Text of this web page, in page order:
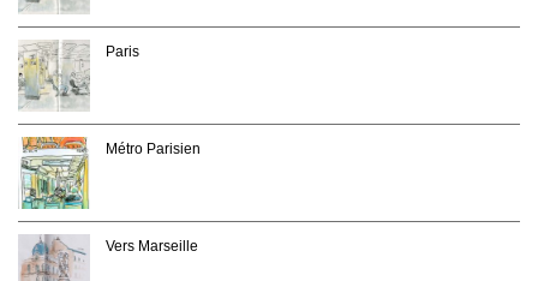
Paris
Métro Parisien
Vers Marseille